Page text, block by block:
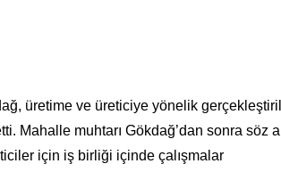
üretime ve üreticiye yönelik
Mahalle muhtarı Gökdağ’dan sonra söz
için iş birliği içinde çalışmalar